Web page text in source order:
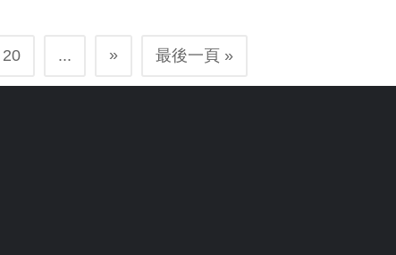
20 ... » 最後一頁 »